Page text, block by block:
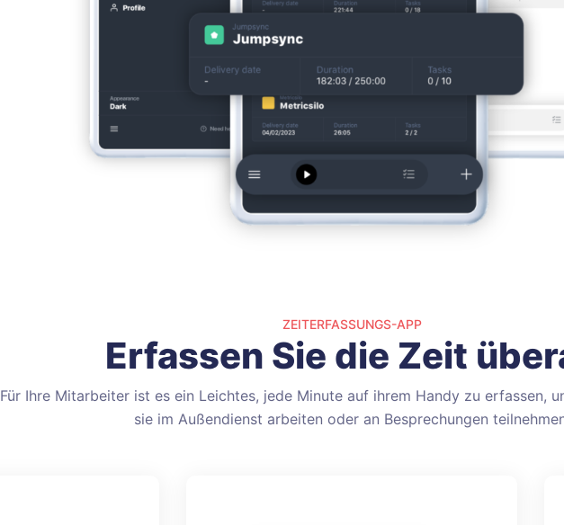
ZEITERFASSUNGS-APP
Erfassen Sie die Zeit
Für Ihre Mitarbeiter ist es ein Leichtes, jede Minute auf ihrem Handy zu erfassen,
sie im Außendienst arbeiten oder an Besprechungen